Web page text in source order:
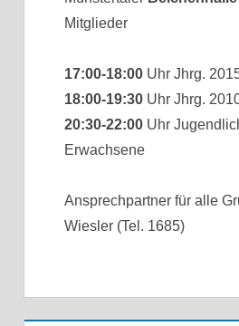
Mitglieder
17:00-18:00Uhr Jhrg.
18:00-19:30Uhr Jhrg.
20:30-22:00Uhr
Erwachsene
Ansprechpartner für alle
Wiesler (Tel. 1685)